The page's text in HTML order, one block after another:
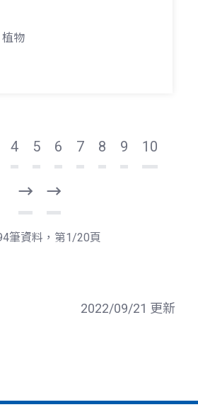
植物
4 5 6 7 8 9 10
一
頁
後
一
筆資料，第1/20頁
2022/09/21 更新